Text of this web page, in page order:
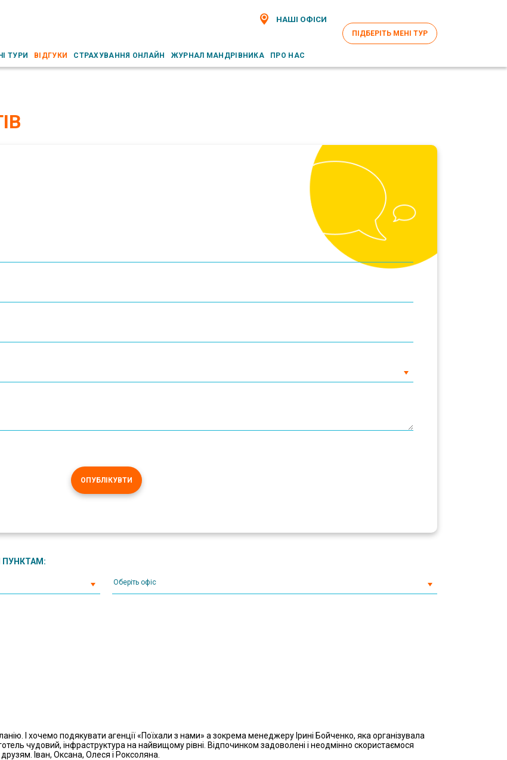
НАШІ ОФІСИ
ТУРИ ВІДГУКИ СТРАХУВАННЯ ОНЛАЙН ЖУРНАЛ МАНДРІВНИКА ПРО НАС
ПІДБЕРІТЬ МЕНІ ТУР
ОПУБЛІКУВТИ
ПУНКТАМ:
Оберіть офіс
І хочемо подякувати агенції «Поїхали з нами» а зокрема менеджеру Ірині Бойченко, яка організувала
чудовий, інфраструктура на найвищому рівні. Відпочинком задоволені і неодмінно скористаємося
Іван, Оксана, Олеся і Роксоляна.